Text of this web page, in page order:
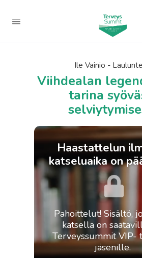
Ile Vainio -
Viihdealan
tarina
Haastattelun
katseluaika on
Pahoittelut! Sisältö,
katsella on
Terveyssummit VIP-
jäsenille.